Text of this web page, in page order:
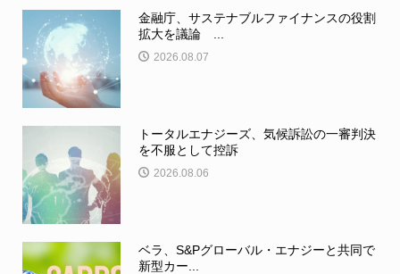
金融庁、サステナブルファイナンスの役割
拡大を議論 ...
2026.08.07
トータルエナジーズ、気候訴訟の一審判決
を不服として控訴
2026.08.06
ベラ、S&Pグローバル・エナジーと共同で
新型カー...